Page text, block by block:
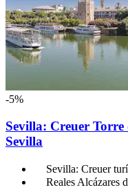
-5%
Sevilla: Creuer Torre
Sevilla
Sevilla: Creuer
Reales Alcázares